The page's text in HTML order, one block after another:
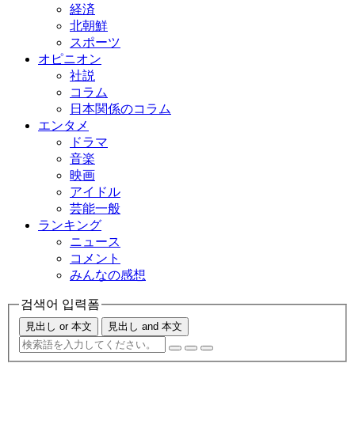
経済
北朝鮮
スポーツ
オピニオン
社説
コラム
日本関係のコラム
エンタメ
ドラマ
音楽
映画
アイドル
芸能一般
ランキング
ニュース
コメント
みんなの感想
검색어 입력폼
見出し or 本文 見出し and 本文